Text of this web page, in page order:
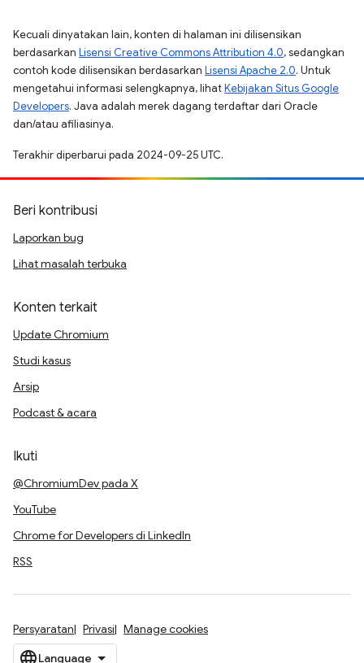
Kecuali dinyatakan lain, konten di halaman ini dilisensikan
berdasarkan Lisensi Creative Commons Attribution 4.0, sedangkan
contoh kode dilisensikan berdasarkan Lisensi Apache 2.0. Untuk
mengetahui informasi selengkapnya, lihatKebijakan Situs Google
Developers. Java adalah merek dagang terdaftar dari Oracle
dan/atau afiliasinya.
Terakhir diperbarui pada 2024-09-25 UTC.
Beri kontribusi
Laporkan bug
Lihat masalah terbuka
Konten terkait
Update Chromium
Studi kasus
Arsip
Podcast & acara
Ikuti
@ChromiumDev pada X
YouTube
Chrome for Developers di LinkedIn
RSS
Persyaratan Privasi Manage cookies